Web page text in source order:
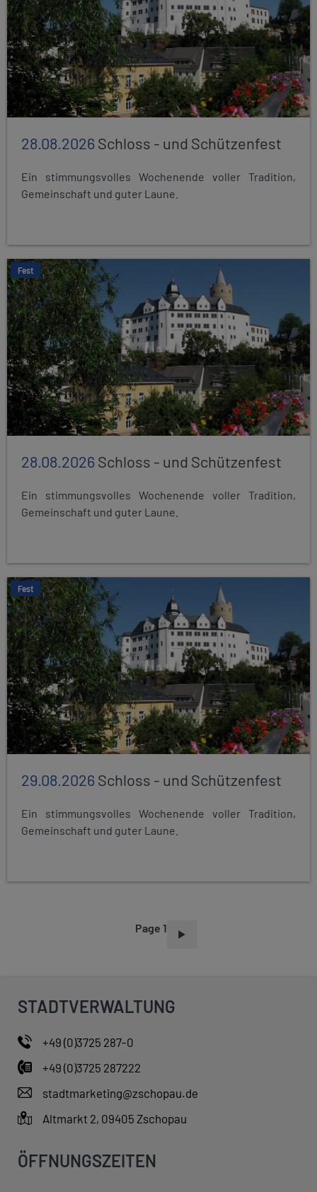
28.08.2026Schloss - und Schützenfest
Ein stimmungsvolles Wochenende voller Tradition,
Gemeinschaft und guter Laune.
Fest
28.08.2026Schloss - und Schützenfest
Ein stimmungsvolles Wochenende voller Tradition,
Gemeinschaft und guter Laune.
Fest
29.08.2026Schloss - und Schützenfest
Ein stimmungsvolles Wochenende voller Tradition,
Gemeinschaft und guter Laune.
Page 1
STADTVERWALTUNG
+49 (0)3725 287-0
+49 (0)3725 287222
stadtmarketing@zschopau.de
Altmarkt 2, 09405 Zschopau
ÖFFNUNGSZEITEN